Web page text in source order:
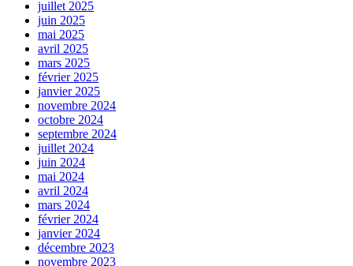
juillet 2025
juin 2025
mai 2025
avril 2025
mars 2025
février 2025
janvier 2025
novembre 2024
octobre 2024
septembre 2024
juillet 2024
juin 2024
mai 2024
avril 2024
mars 2024
février 2024
janvier 2024
décembre 2023
novembre 2023